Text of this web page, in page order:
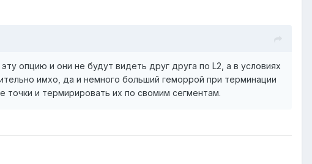
опцию и они не будут видеть друг друга по L2, а в условиях
имхо, да и немного больший геморрой при терминации
и термирировать их по свомим сегментам.